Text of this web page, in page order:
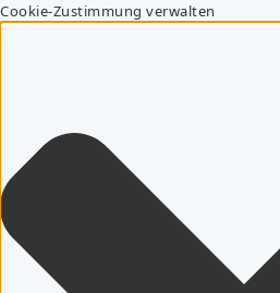
Cookie-Zustimmung verwalten